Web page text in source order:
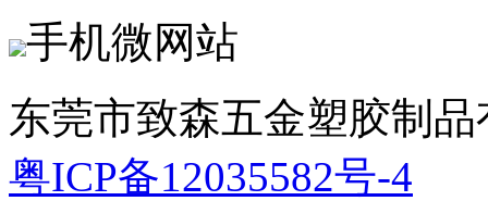
手机微网站
东莞市致森五金塑胶制
粤ICP备12035582号-4